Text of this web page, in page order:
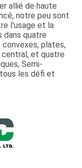
allié de haute
notre peu sont
l'usage et la
dans quatre
plates,
et quatre
Semi-
les défi et